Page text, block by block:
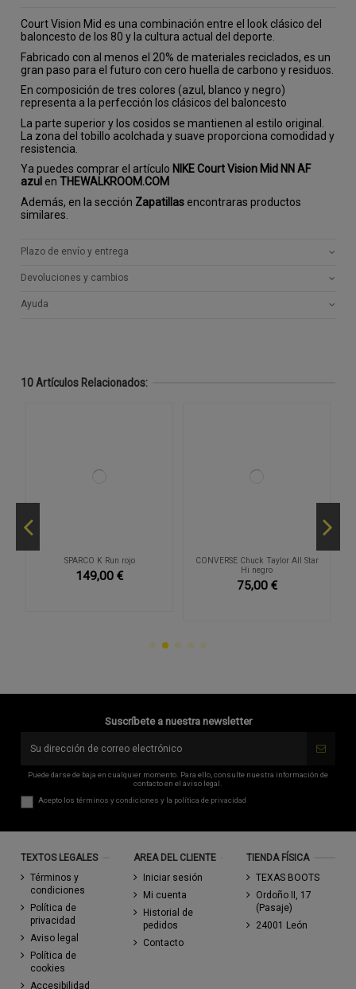
Court Vision Mid es una combinación entre el look clásico del
baloncesto de los 80 y la cultura actual del deporte.
Fabricado con al menos el 20% de materiales reciclados, es un
gran paso para el futuro con cero huella de carbono y residuos.
En composición de tres colores (azul, blanco y negro)
representa a la perfección los clásicos del baloncesto
La parte superior y los cosidos se mantienen al estilo original.
La zona del tobillo acolchada y suave proporciona comodidad y
resistencia.
Ya puedes comprar el artículo NIKE Court Vision Mid NN AF
azul enTHEWALKROOM.COM
Además, en la sección Zapatillas encontraras productos
similares.
Plazo de envío y entrega
Devoluciones y cambios
Ayuda
10 Artículos Relacionados:
SPARCO K Run rojo
149,00 €
CONVERSE Chuck Taylor All Star
Hi negro
75,00 €
Suscríbete a nuestra newsletter
Puede darse de baja en cualquier momento. Para ello, consulte nuestra información de
contacto en el aviso legal.
Acepto lostérminos y condiciones y la política de privacidad
TEXTOS LEGALES
Términos y
condiciones
Política de
privacidad
Aviso legal
Política de
cookies
Accesibilidad
AREA DEL CLIENTE
Iniciar sesión
Mi cuenta
Historial de
pedidos
Contacto
TIENDA FÍSICA
TEXAS BOOTS
Ordoño II, 17
(Pasaje)
24001 León